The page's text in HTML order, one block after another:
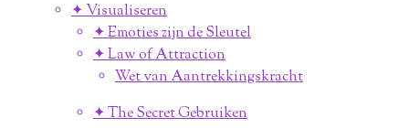
✦ Visualiseren
✦ Emoties zijn de Sleutel
✦ Law of Attraction
Wet van Aantrekkingskracht
✦ The Secret Gebruiken